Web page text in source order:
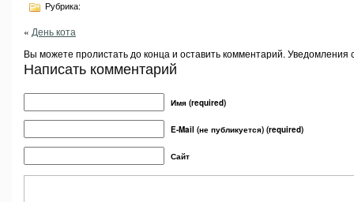
Рубрика:
« День кота
Вы можете пролистать до конца и оставить комментарий. Уведомления
Написать комментарий
Имя (required)
E-Mail (не публикуется) (required)
Сайт